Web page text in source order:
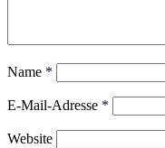
Name *
E-Mail-Adresse *
Website